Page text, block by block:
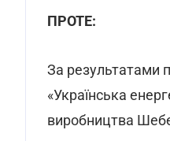
ПРОТЕ:
За результатами
«Українська
виробництва